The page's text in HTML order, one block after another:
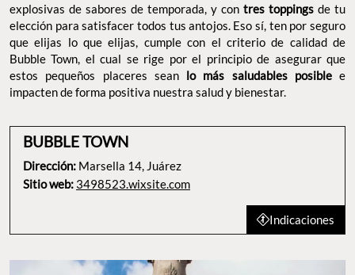
explosivas de sabores de temporada, y con tres toppings de tu
elección para satisfacer todos tus antojos. Eso sí, ten por seguro
que elijas lo que elijas, cumple con el criterio de calidad de
Bubble Town, el cual se rige por el principio de asegurar que
estos pequeños placeres seanlo más saludables posiblee
impacten de forma positiva nuestra salud y bienestar.
BUBBLE TOWN
Dirección: Marsella 14, Juárez
Sitio web: 3498523.wixsite.com
Indicaciones